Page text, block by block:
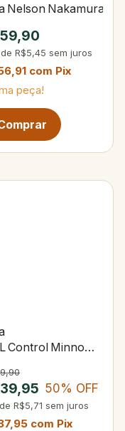
90 101‑Opaca Osso
Nelson Nakamura Zig
de R$5,45 sem juros
com Pix
peça!
Control Minnow 120
50% OFF
de R$5,71 sem juros
com Pix